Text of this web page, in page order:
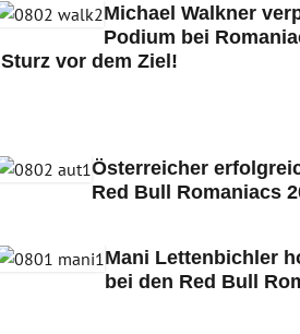
Michael Walkner
Podium bei
Sturz vor dem Ziel!
Österreicher
Red Bull Romaniacs
Mani Lettenbichler
bei den Red Bull